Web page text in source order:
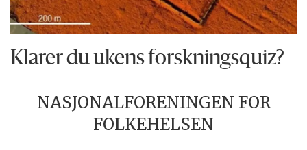
Klarer du ukens forskningsquiz?
NASJONALFORENINGEN FOR
FOLKEHELSEN